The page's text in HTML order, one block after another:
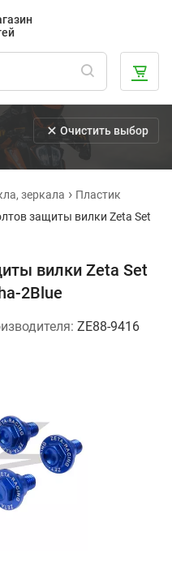
Очистить выбор
зеркала
Пластик
защиты вилки Zeta Set
вилки Zeta Set
2Blue
ZE88-9416